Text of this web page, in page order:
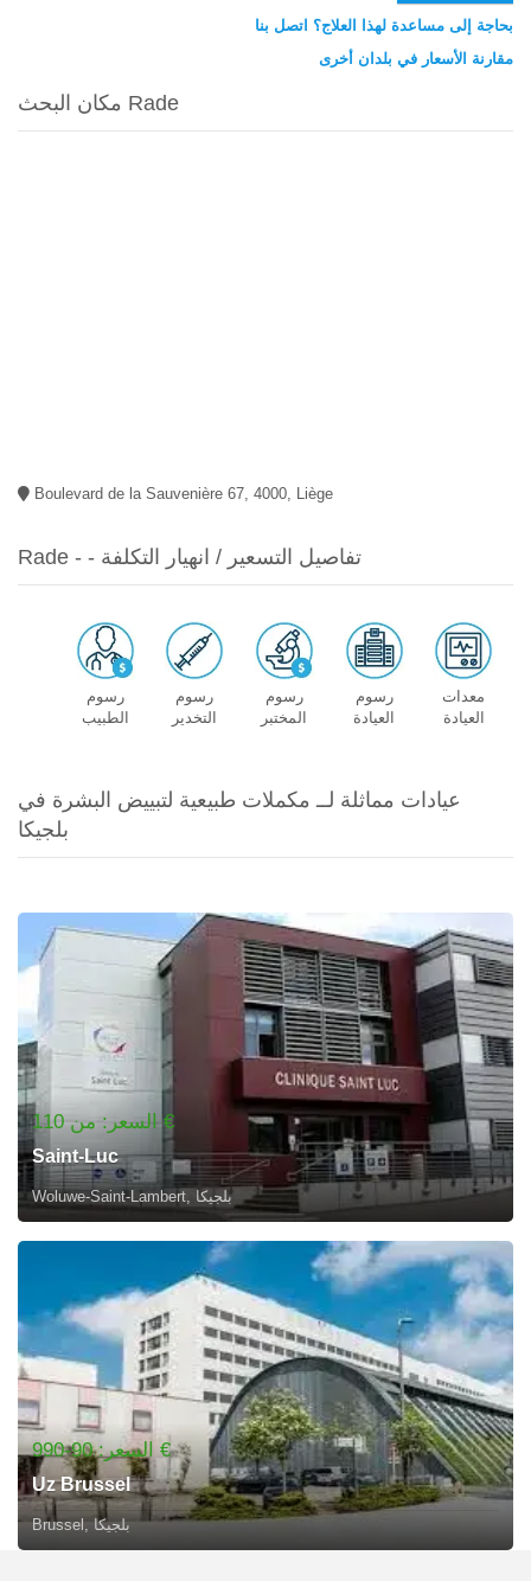
بحاجة إلى مساعدة لهذا العلاج؟ اتصل بنا
مقارنة الأسعار في بلدان أخرى
مكان البحث Rade
Boulevard de la Sauvenière 67, 4000, Liège
Rade - - تفاصيل التسعير / انهيار التكلفة
رسوم
الطبيب
رسوم
التخدير
رسوم
المختبر
رسوم
العيادة
معدات
العيادة
عيادات مماثلة لــ مكملات طبيعية لتبييض البشرة في
بلجيكا
السعر: من 110 €
Saint-Luc
Woluwe-Saint-Lambert, بلجيكا
السعر: 90-990 €
Uz Brussel
Brussel, بلجيكا